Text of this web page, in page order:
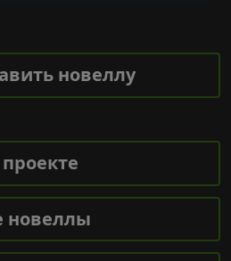
новеллу
новеллы